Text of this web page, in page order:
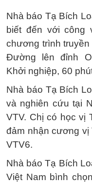
Nhà báo Tạ Bích
biết đến với công
chương trình
Đường lên đỉnh
Khởi nghiệp, 60
Nhà báo Tạ Bích
và nghiên cứu tại
VTV. Chị có học vị
đảm nhận cương vị
VTV6.
Nhà báo Tạ Bích
Việt Nam bình